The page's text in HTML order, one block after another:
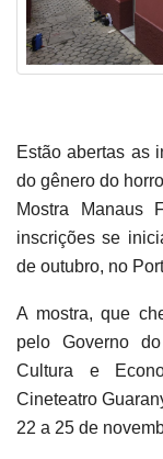
Estão abertas as
do gênero do
Mostra Manaus
inscrições se
de outubro, no
A mostra, que
pelo Governo
Cultura e
Cineteatro
22 a 25 de